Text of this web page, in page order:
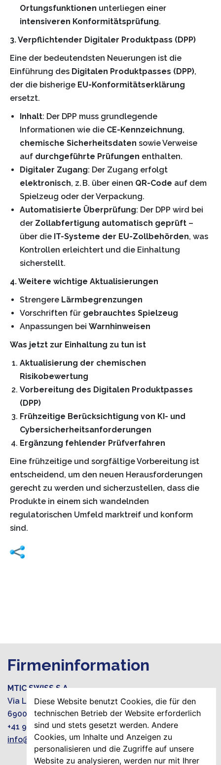
Ortungsfunktionen unterliegen einer
intensiveren Konformitätsprüfung.
3. Verpflichtender Digitaler Produktpass (DPP)
Eine der bedeutendsten Neuerungen ist die
Einführung des Digitalen Produktpasses (DPP),
der die bisherige EU-Konformitätserklärung
ersetzt.
Inhalt: Der DPP muss grundlegende
Informationen wie die CE-Kennzeichnung,
chemische Sicherheitsdaten sowie Verweise
auf durchgeführte Prüfungen enthalten.
Digitaler Zugang: Der Zugang erfolgt
elektronisch, z. B. über einen QR-Code auf dem
Spielzeug oder der Verpackung.
Automatisierte Überprüfung: Der DPP wird bei
der Zollabfertigung automatisch geprüft –
über die IT-Systeme der EU-Zollbehörden, was
Kontrollen erleichtert und die Einhaltung
sicherstellt.
4. Weitere wichtige Aktualisierungen
Strengere Lärmbegrenzungen
Vorschriften für gebrauchtes Spielzeug
Anpassungen bei Warnhinweisen
Was jetzt zur Einhaltung zu tun ist
Aktualisierung der chemischen
Risikobewertung
Vorbereitung des Digitalen Produktpasses
(DPP)
Frühzeitige Berücksichtigung von KI- und
Cybersicherheitsanforderungen
Ergänzung fehlender Prüfverfahren
Eine frühzeitige und sorgfältige Vorbereitung ist
entscheidend, um den neuen Herausforderungen
gerecht zu werden und sicherzustellen, dass die
Produkte in einem sich wandelnden
regulatorischen Umfeld marktreif und konform
sind.
Firmeninformation
MTIC SWISS S.A.
Via Luciano Zuccoli 19
6900 Lugano-Paradiso, Switzerland
+41 919220015
info@mtic-group.org
Diese Website benutzt Cookies, die für den
technischen Betrieb der Website erforderlich
sind und stets gesetzt werden. Andere
Cookies, um Inhalte und Anzeigen zu
personalisieren und die Zugriffe auf unsere
Website zu analysieren, werden nur mit Ihrer